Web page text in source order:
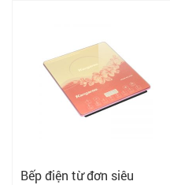
Bếp điện từ đơn siêu